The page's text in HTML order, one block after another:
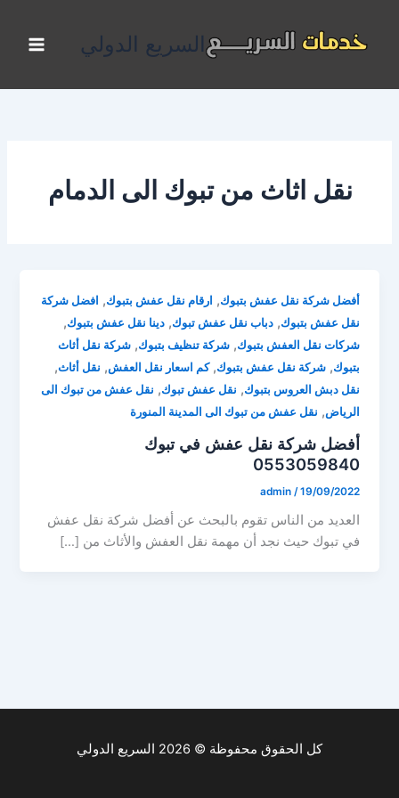
المحتوى
السريع الدولي
نقل اثاث من تبوك الى الدمام
أفضل شركة نقل عفش بتبوك, ارقام نقل عفش بتبوك, افضل شركة
نقل عفش بتبوك,دباب نقل عفش تبوك,دينا نقل عفش بتبوك,
شركات نقل العفش بتبوك,شركة تنظيف بتبوك,شركة نقل أثاث
بتبوك,شركة نقل عفش بتبوك,كم اسعار نقل العفش, نقل أثاث,
نقل دبش العروس بتبوك, نقل عفش تبوك, نقل عفش من تبوك الى
الرياض, نقل عفش من تبوك الى المدينة المنورة
أفضل شركة نقل عفش في تبوك
0553059840
admin /19/09/2022
العديد من الناس تقوم بالبحث عن أفضل شركة نقل عفش
في تبوك حيث نجد أن مهمة نقل العفش والأثاث من […]
كل الحقوق محفوظة © 2026 السريع الدولي